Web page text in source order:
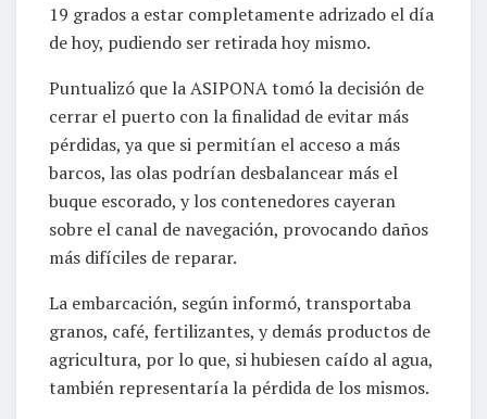
19 grados a estar completamente adrizado el día
de hoy, pudiendo ser retirada hoy mismo.
Puntualizó que la ASIPONA tomó la decisión de
cerrar el puerto con la finalidad de evitar más
pérdidas, ya que si permitían el acceso a más
barcos, las olas podrían desbalancear más el
buque escorado, y los contenedores cayeran
sobre el canal de navegación, provocando daños
más difíciles de reparar.
La embarcación, según informó, transportaba
granos, café, fertilizantes, y demás productos de
agricultura, por lo que, si hubiesen caído al agua,
también representaría la pérdida de los mismos.